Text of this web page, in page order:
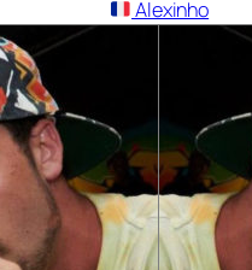
Alexinho